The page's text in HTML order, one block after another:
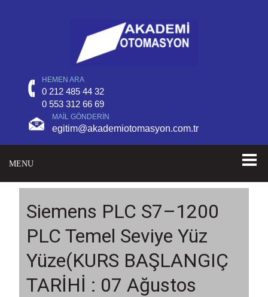
HEMEN ARA
0 212 485 44 32
0 553 312 66 69
MAIL GÖNDERIN
egitim@akademiotomasyon.com.tr
MENU
Siemens PLC S7–1200
PLC Temel Seviye Yüz
Yüze(KURS BAŞLANGIÇ
TARİHİ : 07 Ağustos